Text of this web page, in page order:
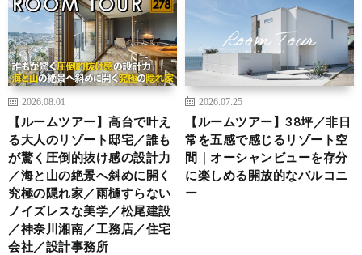
2026.08.01
【ルームツアー】高台で叶え
る大人のリゾート邸宅／誰も
が驚く圧倒的抜け感の設計力
／海と山の絶景へ斜めに開く
究極の隠れ家／雨樋すらない
ノイズレスな美学／松尾建設
／神奈川湘南／工務店／住宅
会社／設計事務所
2026.07.25
【ルームツアー】38坪／非日
常を五感で感じるリゾート空
間｜オーシャンビューを存分
に楽しめる開放的なバルコニ
ー